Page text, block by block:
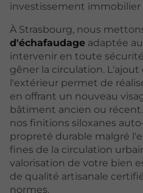
investissement immobilier
À Strasbourg, nous
d'échafaudage adaptée
intervenir en toute
gêner la circulation.
l'extérieur permet de
en offrant un nouveau
bâtiment ancien ou
nos finitions siloxanes
propreté durable malgré
fines de la circulation
valorisation de votre bien
de qualité artisanale
normes.